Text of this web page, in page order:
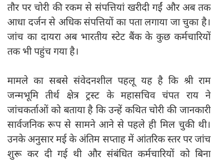
तौर पर चोरी की रकम से संपत्तियां खरीदी गईं और अब तक
आधा दर्जन से अधिक संपत्तियों का पता लगाया जा चुका है।
जांच का दायरा अब भारतीय स्टेट बैंक के कुछ कर्मचारियों
तक भी पहुंच गया है।
मामले का सबसे संवेदनशील पहलू यह है कि श्री राम
जन्मभूमि तीर्थ क्षेत्र ट्रस्ट के महासचिव चंपत राय ने
जांचकर्ताओं को बताया है कि उन्हें कथित चोरी की जानकारी
सार्वजनिक रूप से सामने आने से पहले ही मिल चुकी थी।
उनके अनुसार मई के अंतिम सप्ताह में आंतरिक स्तर पर जांच
शुरू कर दी गई थी और संबंधित कर्मचारियों को बिना